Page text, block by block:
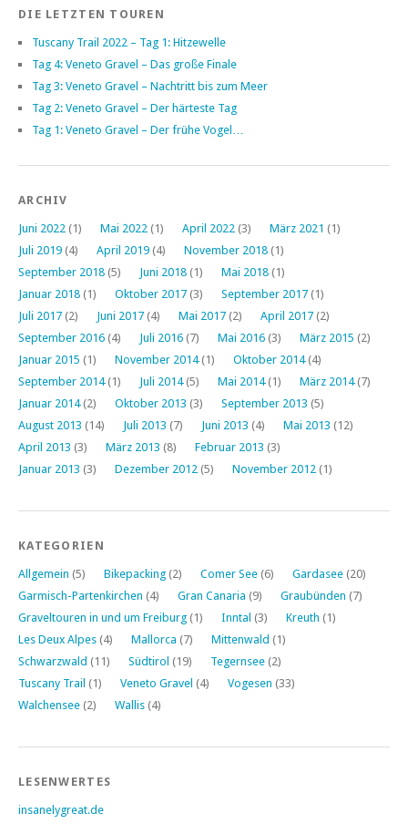
DIE LETZTEN TOUREN
Tuscany Trail 2022 – Tag 1: Hitzewelle
Tag 4: Veneto Gravel – Das große Finale
Tag 3: Veneto Gravel – Nachtritt bis zum Meer
Tag 2: Veneto Gravel – Der härteste Tag
Tag 1: Veneto Gravel – Der frühe Vogel…
ARCHIV
Juni 2022 (1) Mai 2022 (1) April 2022 (3) März 2021 (1)
Juli 2019 (4) April 2019 (4) November 2018 (1)
September 2018 (5) Juni 2018 (1) Mai 2018 (1)
Januar 2018 (1) Oktober 2017 (3) September 2017 (1)
Juli 2017 (2) Juni 2017 (4) Mai 2017 (2) April 2017 (2)
September 2016 (4) Juli 2016 (7) Mai 2016 (3) März 2015 (2)
Januar 2015 (1) November 2014(1) Oktober 2014(4)
September 2014(1) Juli 2014(5) Mai 2014(1) März 2014(7)
Januar 2014(2) Oktober 2013 (3) September 2013 (5)
August 2013 (14) Juli 2013 (7) Juni 2013 (4) Mai 2013 (12)
April 2013 (3) März 2013 (8) Februar 2013 (3)
Januar 2013 (3) Dezember 2012 (5) November 2012 (1)
KATEGORIEN
Allgemein (5) Bikepacking (2) Comer See (6) Gardasee (20)
Garmisch-Partenkirchen (4) Gran Canaria (9) Graubünden (7)
Graveltouren in und um Freiburg (1) Inntal (3) Kreuth (1)
Les Deux Alpes (4) Mallorca (7) Mittenwald (1)
Schwarzwald (11) Südtirol (19) Tegernsee (2)
Tuscany Trail (1) Veneto Gravel (4) Vogesen (33)
Walchensee (2) Wallis (4)
LESENWERTES
insanelygreat.de